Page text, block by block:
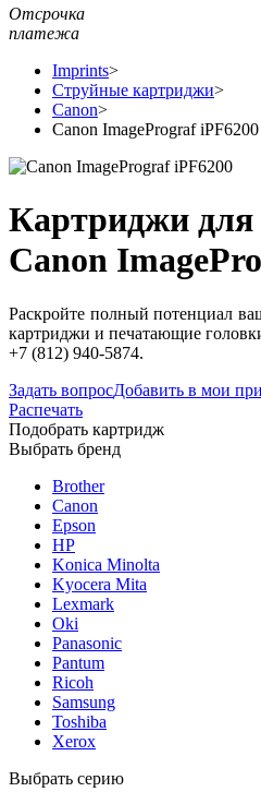
Отсрочка
платежа
Imprints>
Струйные картриджи>
Canon>
Canon ImagePrograf iPF6200
Картриджи для
Canon
Раскройте полный потенциал
картриджи и печатающие
+7 (812) 940-5874.
Задать вопросДобавить в мои
Распечать
Подобрать картридж
Выбрать бренд
Brother
Canon
Epson
HP
Konica Minolta
Kyocera Mita
Lexmark
Oki
Panasonic
Pantum
Ricoh
Samsung
Toshiba
Xerox
Выбрать серию